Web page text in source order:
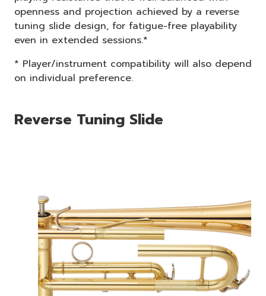
openness and projection achieved by a reverse
tuning slide design, for fatigue-free playability
even in extended sessions.*
* Player/instrument compatibility will also depend
on individual preference.
Reverse Tuning Slide